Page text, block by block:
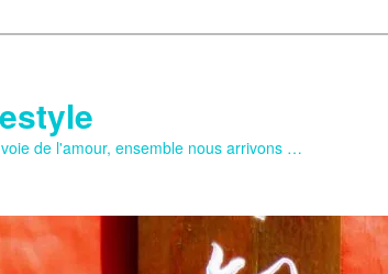
de l'amour, ensemble nous arrivons …